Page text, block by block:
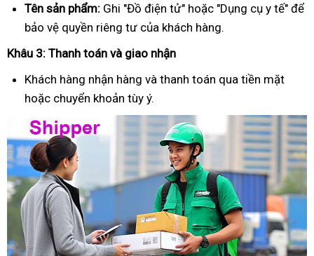
Tên sản phẩm: Ghi "Đồ điện tử" hoặc "Dụng cụ y tế" để
bảo vệ quyền riêng tư của khách hàng.
Khâu 3: Thanh toán và giao nhận
Khách hàng nhận hàng và thanh toán qua tiền mặt
hoặc chuyển khoản tùy ý.